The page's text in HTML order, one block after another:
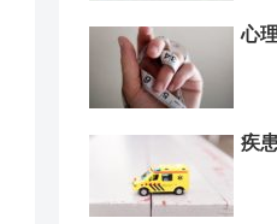
心
疾